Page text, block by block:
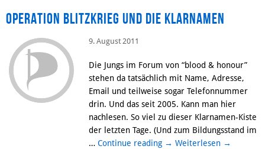
Operation Blitzkrieg und die Klarnamen
9. August 2011
Die Jungs im Forum von “blood & honour”
stehen da tatsächlich mit Name, Adresse,
Email und teilweise sogar Telefonnummer
drin. Und das seit 2005. Kann man hier
nachlesen. So viel zu dieser Klarnamen-Kiste
der letzten Tage. (Und zum Bildungsstand im
… Continue reading → Weiterlesen →